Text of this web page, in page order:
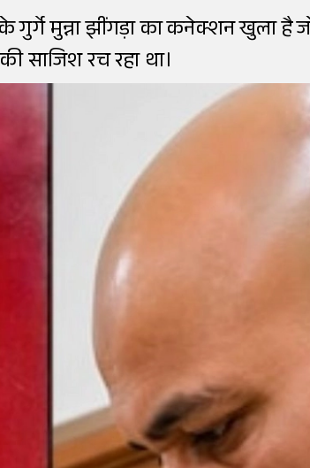
गुर्गे मुन्ना झींगड़ा का कनेक्शन खुला है
साजिश रच रहा था।